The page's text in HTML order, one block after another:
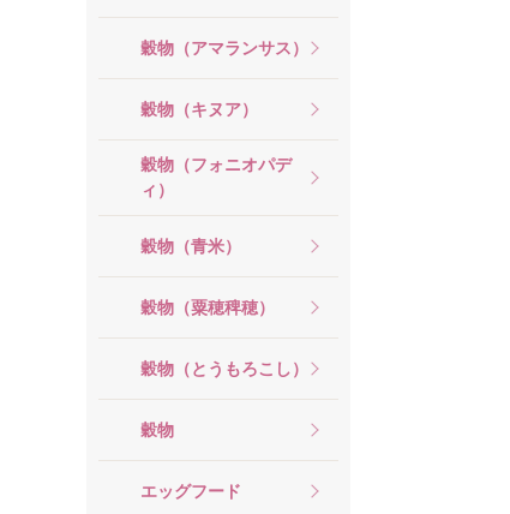
穀物（アマランサス）
穀物（キヌア）
穀物（フォニオパデ
ィ）
穀物（青米）
穀物（粟穂稗穂）
穀物（とうもろこし）
穀物
エッグフード